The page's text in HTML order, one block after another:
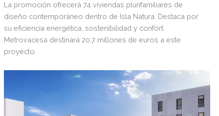
La promoción ofrecerá 74 viviendas plurifamiliares de
diseño contemporáneo dentro de Isla Natura. Destaca por
su eficiencia energética, sostenibilidad y confort.
Metrovacesa destinará 20,7 millones de euros a este
proyecto.